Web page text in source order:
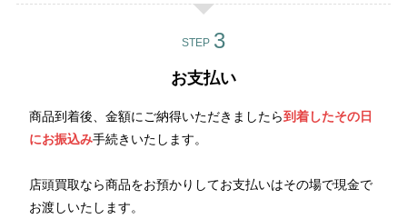
STEP
お支払い
商品到着後、金額にご納得いただきましたら到着したその日
にお振込み手続きいたします。
店頭買取なら商品をお預かりしてお支払いはその場で現金で
お渡しいたします。